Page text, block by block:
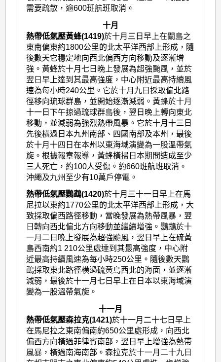
需要疏散，逾600班航班取消。
十月
熱帶低氣壓黃蜂(1419)於十月三日早上在關島之
東南偏東約1800公里的北太平洋西部上形成，隨
後數天它穩定地向西北偏西方向移動及逐漸增
強。黃蜂於十月七日晩上發展為超強颱風，並於
翌日早上達到其最高強度，中心附近最高持續風
速為每小時240公里。它於十月九日採取偏北路
徑移向琉球群島，並開始逐漸減弱。黃蜂於十月
十一日下午掠過琉球群島後，翌日晚上轉向東北
移動，並減弱為強烈熱帶風暴。它於十月十三日
先後橫過日本九州南部、四國南部及本州，最後
於十月十四日在本州以東海域演變為一股溫帶氣
旋。根據報章報導，黃蜂橫掃日本期間造成至少
三人死亡，約100人受傷。約660班航班取消。
沖繩及九州至少有10萬戶停電。
熱帶低氣壓鸚鵡(1420)於十月三十一日早上在馬
尼拉以東約1770公里的北太平洋西部上形成，大
致採取偏西路徑移動，當晚發展為熱帶風暴，翌
日轉向西北偏北方向移動並繼續增強。鸚鵡於十
一月二日晩上發展為超強颱風，翌日早上在硫黃
島西南約1 210公里處達到其最高強度，中心附
近最高持續風速為每小時250公里。隨後數天鸚
鵡採取東北路徑横過硫黃島西北的海面，並逐漸
減弱，最後於十一月七日早上在日本以東海域演
變為一股溫帶氣旋。
十一月
熱帶低氣壓森拉克(1421)於十一月二十七日早上
在馬尼拉之東南偏南約650公里處形成，向西北
偏西方向橫過菲律賓南部，翌日早上增強為熱帶
風暴，橫過南海南部。森拉克於十一月二十九日